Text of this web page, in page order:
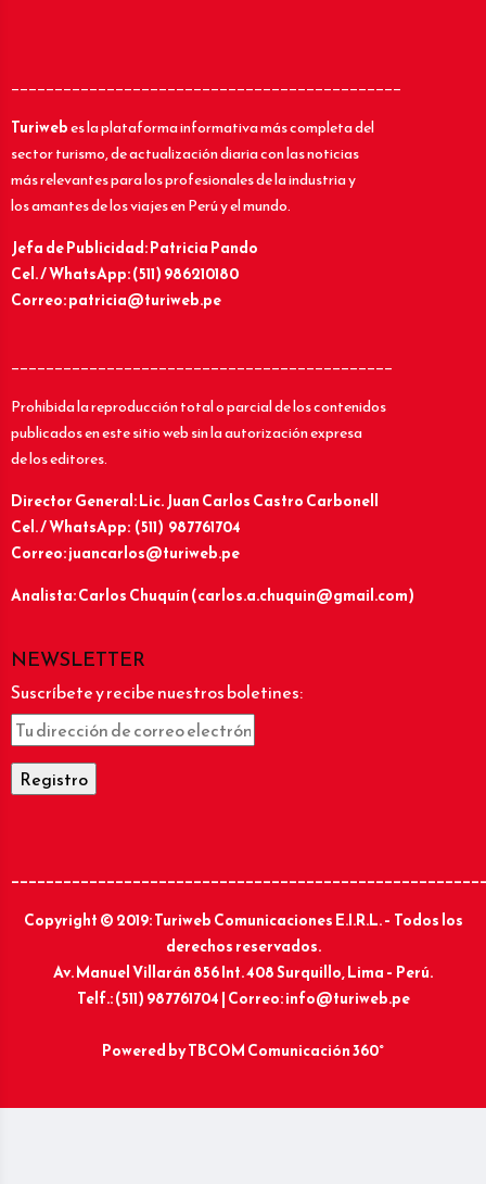
_____________________________________________
Turiwebes la plataforma informativa más completa del
sector turismo, de actualización diaria con las noticias
más relevantes para los profesionales de la industria y
los amantes de los viajes en Perú y el mundo.
Jefa de Publicidad: Patricia Pando
Cel. / WhatsApp: (511) 986210180
Correo: patricia@turiweb.pe
____________________________________________
Prohibida la reproducción total o parcial de los contenidos
publicados en este sitio web sin la autorización expresa
de los editores.
Director General: Lic.Juan Carlos Castro Carbonell
Cel. / WhatsApp: (511) 987761704
Correo: juancarlos@turiweb.pe
Analista: Carlos Chuquín (carlos.a.chuquin@gmail.com)
NEWSLETTER
Suscríbete y recibe nuestros boletines:
Copyright © 2019: Turiweb Comunicaciones E.I.R.L. – Todos los
derechos reservados.
Av. Manuel Villarán 856 Int. 408 Surquillo, Lima – Perú.
Telf.: (511) 987761704 | Correo: info@turiweb.pe
Powered byTBCOM Comunicación 360°